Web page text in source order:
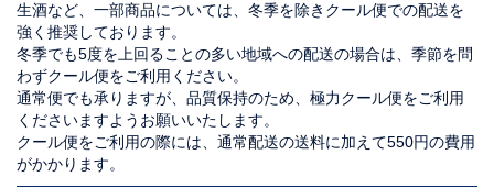
生酒など、一部商品については、冬季を除きクール便での配送を
強く推奨しております。
冬季でも5度を上回ることの多い地域への配送の場合は、季節を問
わずクール便をご利用ください。
通常便でも承りますが、品質保持のため、極力クール便をご利用
くださいますようお願いいたします。
クール便をご利用の際には、通常配送の送料に加えて550円の費用
がかかります。